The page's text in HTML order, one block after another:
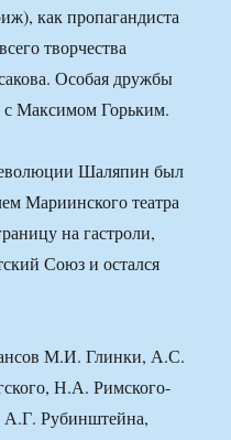
как пропагандиста
творчества
Особая дружбы
с Максимом Горьким.
Шаляпин был
Мариинского театра
на гастроли,
Союз и остался
М.И. Глинки, А.С.
Н.А. Римского-
А.Г. Рубинштейна,